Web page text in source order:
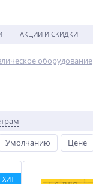
АКЦИИ И СКИДКИ
оборудование
Умолчанию Цене
ХИТ